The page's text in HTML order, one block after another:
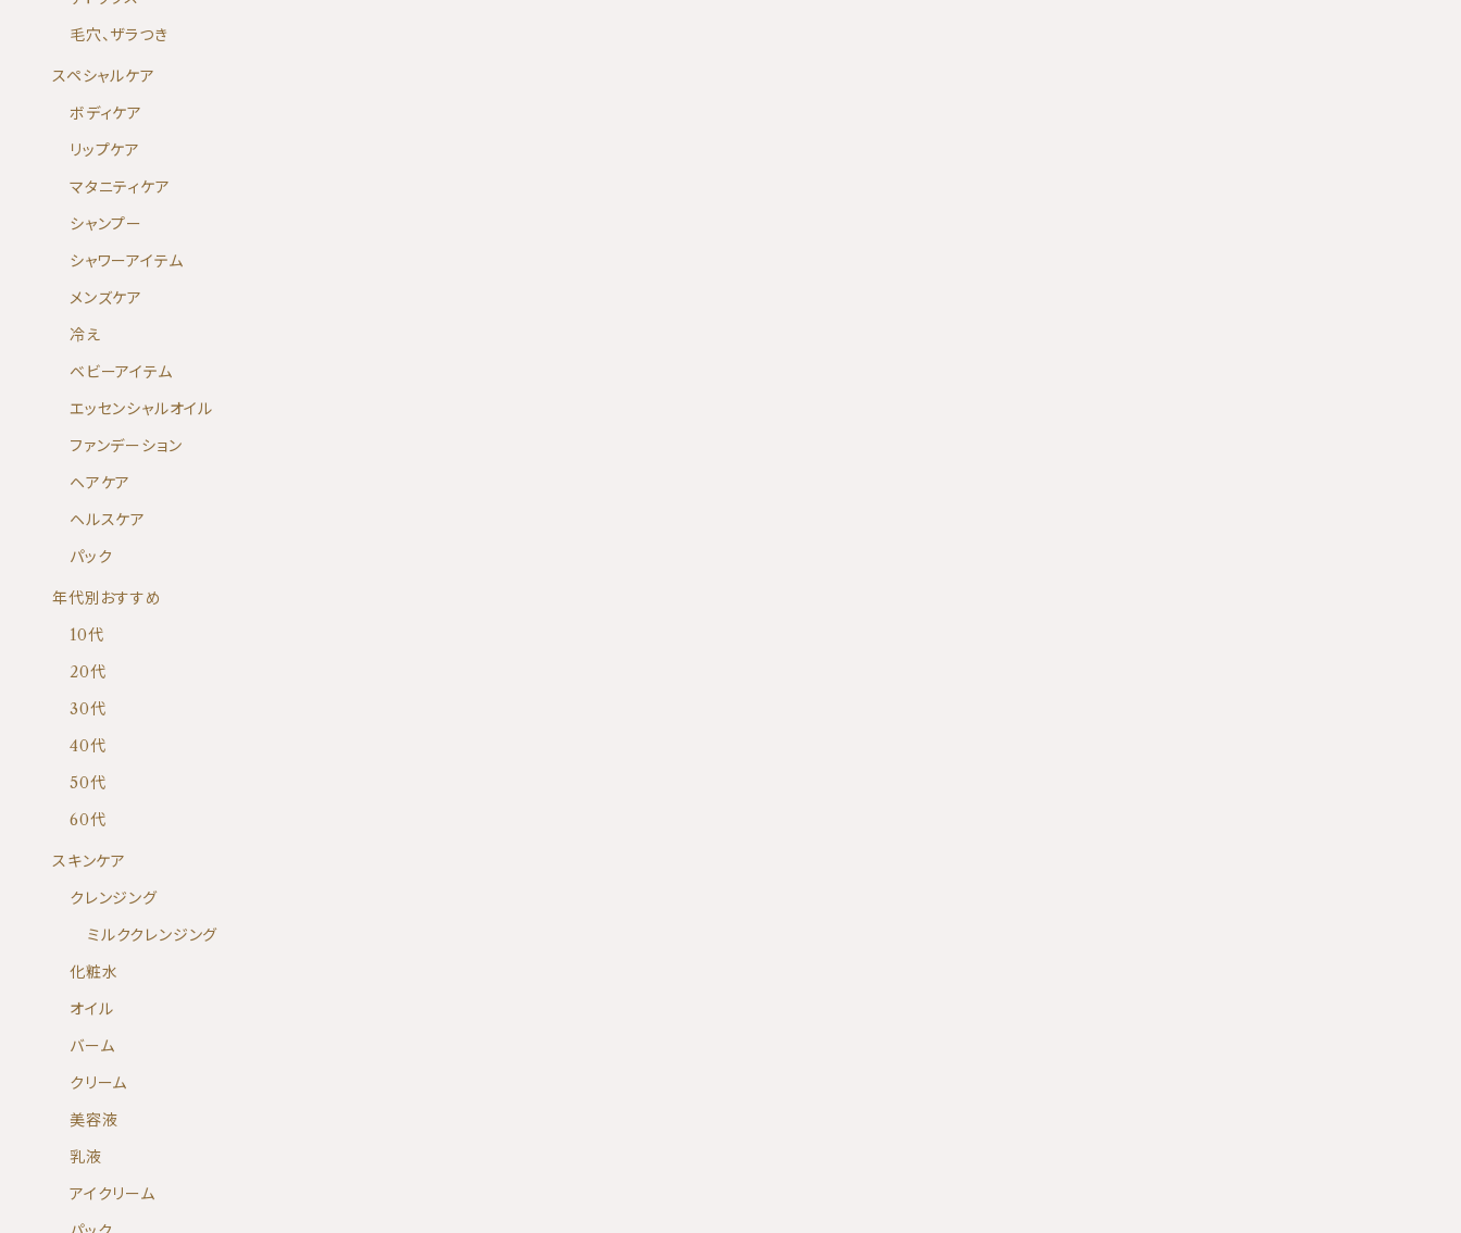
毛穴、ザラつき
スペシャルケア
ボディケア
リップケア
マタニティケア
シャンプー
シャワーアイテム
メンズケア
冷え
ベビーアイテム
エッセンシャルオイル
ファンデーション
ヘアケア
ヘルスケア
パック
年代別おすすめ
10代
20代
30代
40代
50代
60代
スキンケア
クレンジング
ミルククレンジング
化粧水
オイル
バーム
クリーム
美容液
乳液
アイクリーム